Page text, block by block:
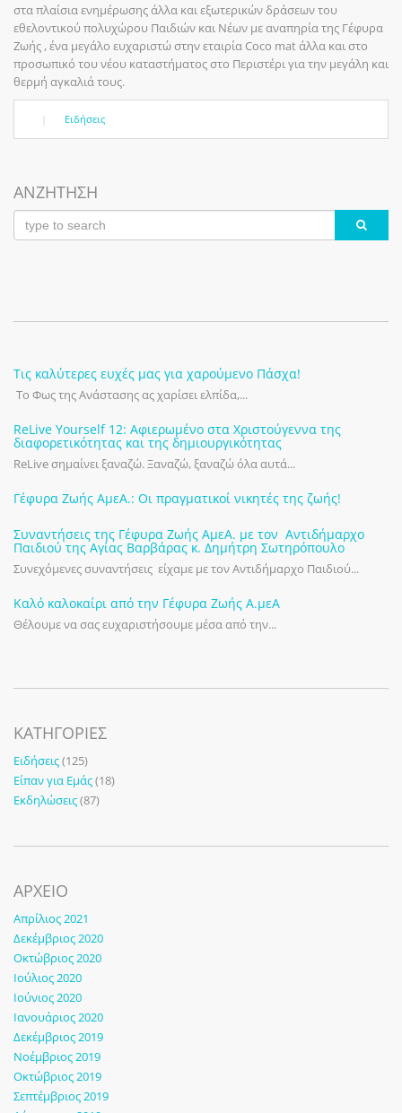
στα πλαίσια ενημέρωσης άλλα και εξωτερικών δράσεων του
εθελοντικού πολυχώρου Παιδιών και Νέων με αναπηρία της Γέφυρα
Ζωής , ένα μεγάλο ευχαριστώ στην εταιρία Coco mat άλλα και στο
προσωπικό του νέου καταστήματος στο Περιστέρι για την μεγάλη και
θερμή αγκαλιά τους.
Ειδήσεις
ΑΝΖΗΤΗΣΗ
Τις καλύτερες ευχές μας για χαρούμενο Πάσχα!
Το Φως της Ανάστασης ας χαρίσει ελπίδα,...
ReLive Yourself 12: Αφιερωμένο στα Χριστούγεννα της
διαφορετικότητας και της δημιουργικότητας
ReLive σημαίνει ξαναζώ. Ξαναζώ, ξαναζώ όλα αυτά...
Γέφυρα Ζωής ΑμεΑ.: Οι πραγματικοί νικητές της ζωής!
Συναντήσεις της Γέφυρα Ζωής ΑμεΑ. με τον Αντιδήμαρχο
Παιδιού της Αγίας Βαρβάρας κ. Δημήτρη Σωτηρόπουλο
Συνεχόμενες συναντήσεις είχαμε με τον Αντιδήμαρχο Παιδιού...
Καλό καλοκαίρι από την Γέφυρα Ζωής Α.μεΑ
Θέλουμε να σας ευχαριστήσουμε μέσα από την...
KΑΤΗΓΟΡΊΕΣ
Ειδήσεις(125)
Είπαν για Εμάς(18)
Εκδηλώσεις(87)
ΑΡΧΕΙΟ
Απρίλιος 2021
Δεκέμβριος 2020
Οκτώβριος 2020
Ιούλιος 2020
Ιούνιος 2020
Ιανουάριος 2020
Δεκέμβριος 2019
Νοέμβριος 2019
Οκτώβριος 2019
Σεπτέμβριος 2019